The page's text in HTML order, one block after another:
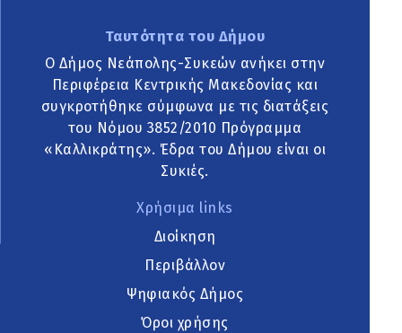
Ταυτότητα του Δήμου
Ο Δήμος Νεάπολης-Συκεών ανήκει στην
Περιφέρεια Κεντρικής Μακεδονίας και
συγκροτήθηκε σύμφωνα με τις διατάξεις
του Νόμου 3852/2010 Πρόγραμμα
«Καλλικράτης». Έδρα του Δήμου είναι οι
Συκιές.
Χρήσιμα links
Διοίκηση
Περιβάλλον
Ψηφιακός Δήμος
Όροι χρήσης